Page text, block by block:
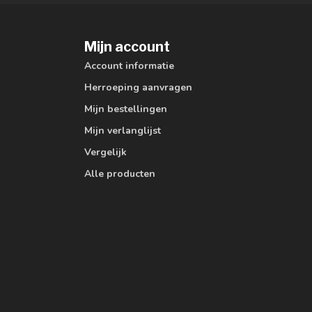
Mijn account
Account informatie
Herroeping aanvragen
Mijn bestellingen
Mijn verlanglijst
Vergelijk
Alle producten